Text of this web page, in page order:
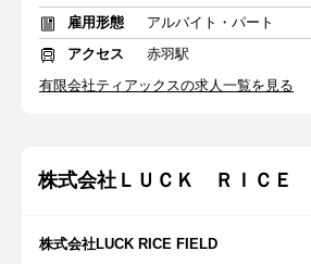
雇用形態
アルバイト・パート
アクセス
赤羽駅
有限会社ティアックスの求人一覧を見る
株式会社ＬＵＣＫ ＲＩＣＥ
株式会社LUCK RICE FIELD